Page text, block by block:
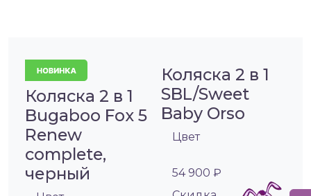
Коляска 2 в 1
Bugaboo Fox 5
Renew
complete,
черный
Коляска 2 в 1
SBL/Sweet
Baby Orso
Цвет
54 900 ₽